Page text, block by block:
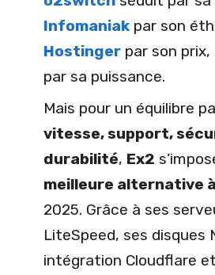
Infomaniak par son
Hostinger par son
par sa puissance.
Mais pour un équilibre
vitesse, support,
durabilité, Ex2
meilleure alternative à
2025. Grâce à ses
LiteSpeed, ses disques
intégration Cloudflare